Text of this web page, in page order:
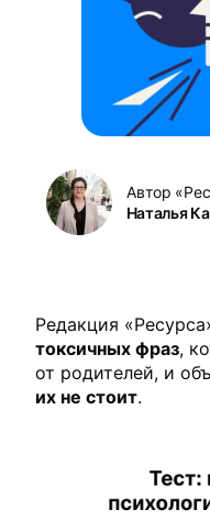
Автор
Наталья
Редакция
токсичных фраз,
от родителей, и
их не стоит.